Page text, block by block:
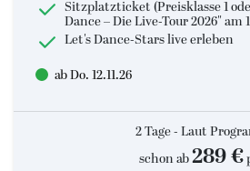
Sitzplatzticket (Preisklasse 1
Dance – Die Live-Tour 2026" am
Let's Dance-Stars live erleben
ab Do. 12.11.26
2 Tage - Laut
schon ab 289 €